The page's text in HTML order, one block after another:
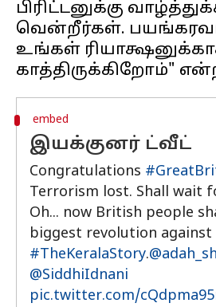
பிரிட்டனுக்கு
வென்றீர்கள்.
உங்கள்
embed
இயக்குனர் ட்வீட்
Congratulations
Terrorism lost. Shall wait
Oh... now British people
biggest revolution against
#TheKeralaStory.
@SiddhiIdnani
pic.twitter.com/